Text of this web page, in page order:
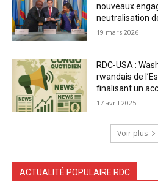
nouveaux
neutralisation
19 mars 2026
RDC-USA :
rwandais de
finalisant un
17 avril 2025
Voir plus
ACTUALITÉ POPULAIRE RDC